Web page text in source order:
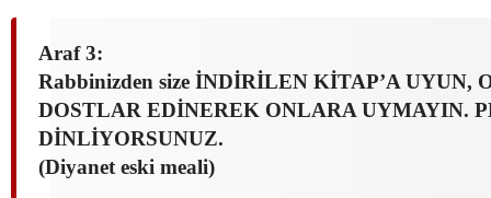
Araf 3:
Rabbinizden size İNDİRİLEN KİTAP’A UYUN,
DOSTLAR EDİNEREK ONLARA UYMAYIN.
DİNLİYORSUNUZ.
(Diyanet eski meali)